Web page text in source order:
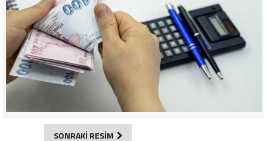
SONRAKİ RESİM